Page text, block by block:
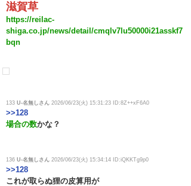
滋賀草
https://reilac-
shiga.co.jp/news/detail/cmqlv7lu50000i21asskf7
bqn
133 U-名無しさん 2026/06/23(火) 15:31:23 ID:8Z++xF6A0
>>128
場合の数かな？
136 U-名無しさん 2026/06/23(火) 15:34:14 ID:iQKKTg9p0
>>128
これが取らぬ狸の皮算用が